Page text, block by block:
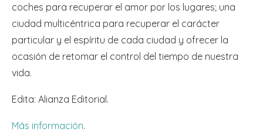
coches para recuperar el amor por los lugares; una
ciudad multicéntrica para recuperar el carácter
particular y el espíritu de cada ciudad y ofrecer la
ocasión de retomar el control del tiempo de nuestra
vida.
Edita: Alianza Editorial.
Más información.